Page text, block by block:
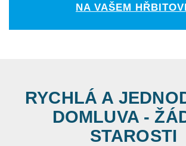
NA VAŠEM
RYCHLÁ A
DOMLUVA -
STAROSTI